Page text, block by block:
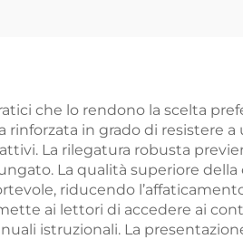
PVC
da
che lo rendono la scelta
in grado di resistere
La rilegatura robusta
La qualità superiore
riducendo
ai lettori di accedere ai
istruzionali. La